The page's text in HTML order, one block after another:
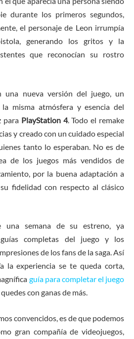
durante los primeros segundos,
el personaje de Leon irrumpía
generando los gritos y la
que reconocían su rostro
una nueva versión del juego, un
misma atmósfera y esencia del
para PlayStation 4. Todo el remake
y creado con un cuidado especial
tanto lo esperaban. No es de
de los juegos más vendidos de
por la buena adaptación a
fidelidad con respecto al clásico
una semana de su estreno, ya
completas del juego y los
de los fans de la saga. Así
la experiencia se te queda corta,
guía para completar el juego
con ganas de más.
convencidos, es de que podemos
gran compañía de videojuegos,